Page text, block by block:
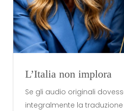
L’Italia non implora
Se gli audio originali
integralmente la